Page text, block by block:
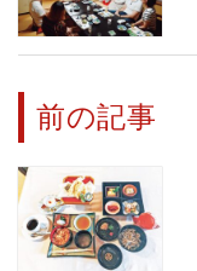
前の記事